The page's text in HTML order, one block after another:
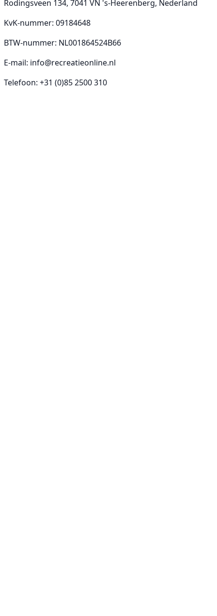
Rodingsveen 134, 7041 VN 's-Heerenberg, Nederland
KvK-nummer: 09184648
BTW-nummer: NL001864524B66
E-mail: info@recreatieonline.nl
Telefoon: +31 (0)85 2500 310